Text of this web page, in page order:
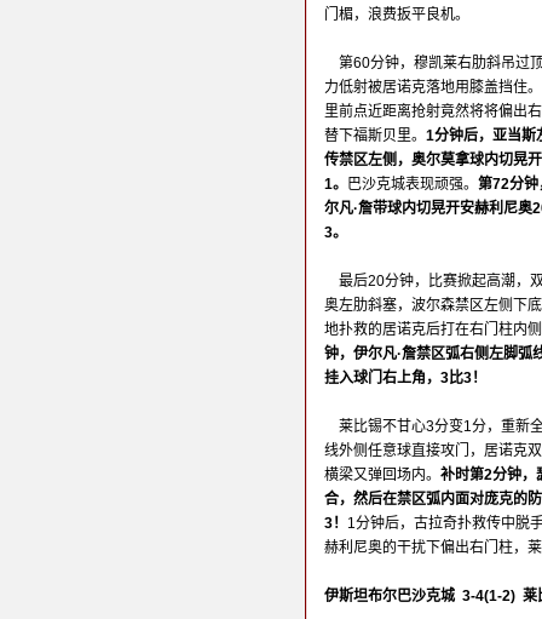
门楣，浪费扳平良机。
第60分钟，穆凯莱右肋斜吊过
力低射被居诺克落地用膝盖挡住
里前点近距离抢射竟然将将偏出
替下福斯贝里。 1分钟后，亚当斯
传禁区左侧，奥尔莫拿球内切晃
1。 巴沙克城表现顽强。 第72分钟
尔凡·詹带球内切晃开安赫利尼
3。
最后20分钟，比赛掀起高潮，
奥左肋斜塞，波尔森禁区左侧下
地扑救的居诺克后打在右门柱内
钟，伊尔凡·詹禁区弧右侧左脚弧
挂入球门右上角，3比3！
莱比锡不甘心3分变1分，重新
线外侧任意球直接攻门，居诺克
横梁又弹回场内。 补时第2分钟，
合，然后在禁区弧内面对庞克的
3！ 1分钟后，古拉奇扑救传中脱
赫利尼奥的干扰下偏出右门柱，
伊斯坦布尔巴沙克城 3-4(1-2) 莱